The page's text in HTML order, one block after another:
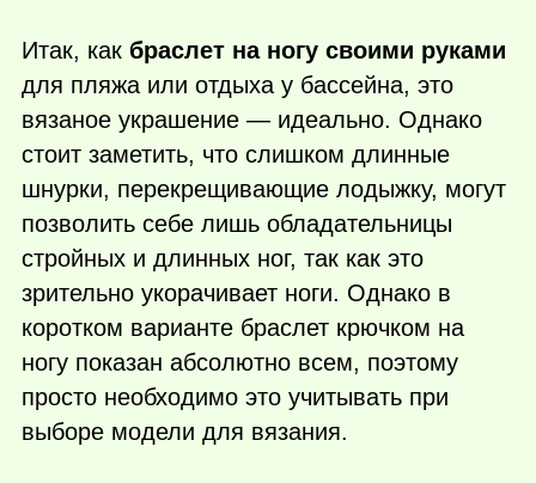
Итак, как браслет на ногу своими руками
для пляжа или отдыха у бассейна, это
вязаное украшение — идеально. Однако
стоит заметить, что слишком длинные
шнурки, перекрещивающие лодыжку, могут
позволить себе лишь обладательницы
стройных и длинных ног, так как это
зрительно укорачивает ноги. Однако в
коротком варианте браслет крючком на
ногу показан абсолютно всем, поэтому
просто необходимо это учитывать при
выборе модели для вязания.